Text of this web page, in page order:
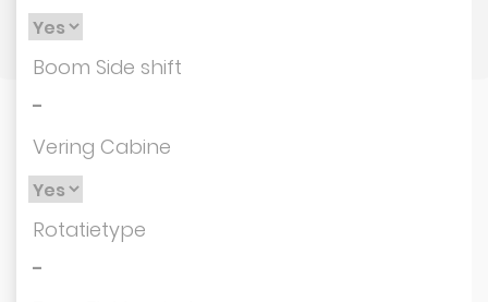
Boom Side shift
-
Vering Cabine
Rotatietype
-